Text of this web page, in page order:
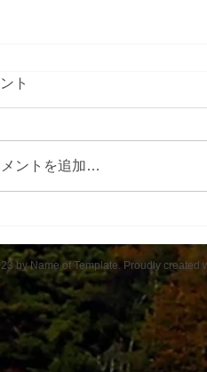
ト
メントを追加…
by Name of Template. Proudly created